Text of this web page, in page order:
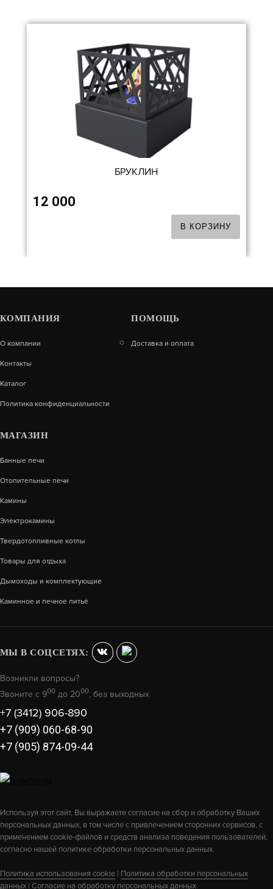
БРУКЛИН
12 000
В КОРЗИНУ
АЛЬФА
МАРС LED ЧЕРНЫЙ
ФАВОРИТ
12 800
КОМПАНИЯ
О компании
Контакты
Каталог
Политика конфиденциальности
ПОМОЩЬ
Доставка и оплата
МАГАЗИН
Банные печи
Отопительные печи
Камины
Электрокамины
Твердотопливные котлы
Товары для отдыха
Дымоходы и комплектующие
Каминное и печное литьё
МЫ В СОЦСЕТЯХ:
Возникли вопросы?
Звоните с 900 до 2000, без выходных
+7 (3412) 906-890
+7 (909) 060-68-90
+7 (905) 874-09-44
Используя этот сайт, Вы выражаете согласие на сбор и обработку Ваших
персональных данных, в том числе с привлечением сторонних сервисов, с
применением cookie-файлов и средств анализа поведения пользователей,
согласно нашей политике обработки персональных данных.
Политика использования cookie | Политика обработки персональных
данных | Согласие на обработку персональных данных